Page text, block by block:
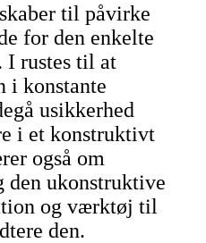
til påvirke
for den enkelte
I rustes til at
i konstante
usikkerhed
i et konstruktivt
også om
den ukonstruktive
og værktøj til
den.